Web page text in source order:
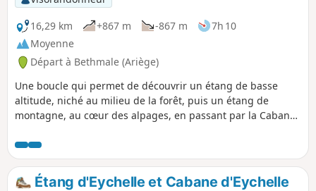
16,29 km
+867 m -867 m
7h 10
Moyenne
Départ à Bethmale (Ariège)
Une boucle qui permet de découvrir un étang de basse
altitude, niché au milieu de la forêt, puis un étang de
montagne, au cœur des alpages, en passant par la Cabane
de l'auteur : cette randonnée à été publiée il y a longtemps :
pour d'éventuelles modifications par rapport au parcours
original, consulter les avis en fin de fiche.
Étang d'Eychelle et Cabane d'Eychelle